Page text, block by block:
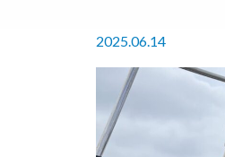
2025.06.14